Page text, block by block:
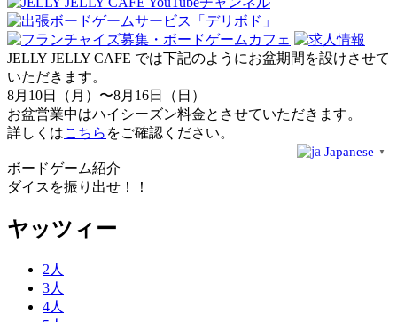
JELLY JELLY CAFE では下記のようにお盆期間を設けさせて
いただきます。
8月10日（月）〜8月16日（日）
お盆営業中はハイシーズン料金とさせていただきます。
詳しくはこちら をご確認ください。
Japanese ▼
ボードゲーム紹介
ダイスを振り出せ！！
ヤッツィー
2人
3人
4人